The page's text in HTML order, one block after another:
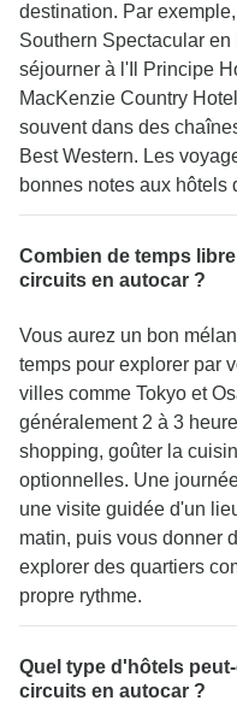
destination. Par
Southern Spectacular
séjourner à l'Il Principe
MacKenzie Country
souvent dans des
Best Western. Les
bonnes notes aux hôtels
Combien de temps
circuits en autocar ?
Vous aurez un bon
temps pour explorer par
villes comme Tokyo et
généralement 2 à 3
shopping, goûter la
optionnelles. Une
une visite guidée d'un
matin, puis vous donner
explorer des quartiers
propre rythme.
Quel type d'hôtels
circuits en autocar ?